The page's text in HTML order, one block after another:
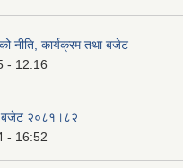
नीति, कार्यक्रम तथा बजेट
- 12:16
बजेट २०८१।८२
- 16:52